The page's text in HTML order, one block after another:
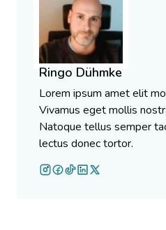
Ringo Dühmke
Lorem ipsum amet elit
Vivamus eget mollis
Natoque tellus semper
lectus donec tortor.